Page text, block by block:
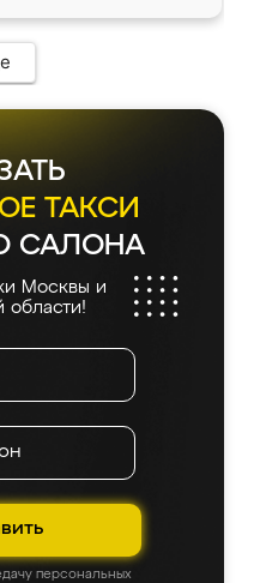
свое место без
осталась
так, как и ожидала.
ТАКСИ
САЛОНА
Москвы и
области!
персональных